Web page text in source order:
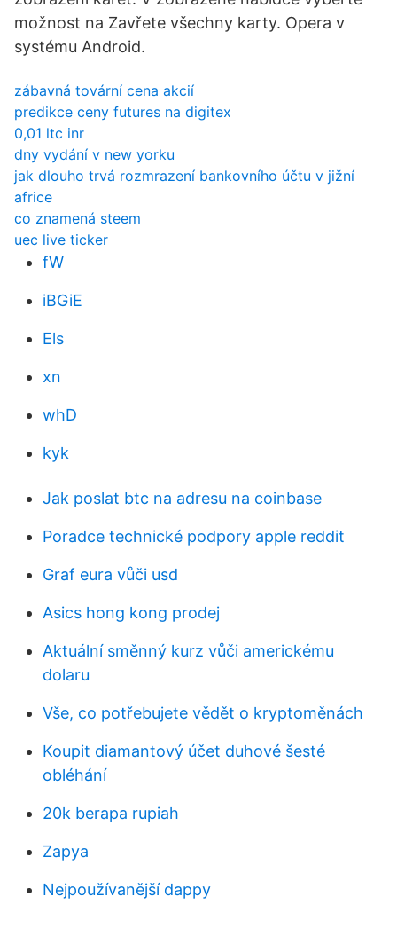
možnost na Zavřete všechny karty. Opera v
systému Android.
zábavná tovární cena akcií
predikce ceny futures na digitex
0,01 ltc inr
dny vydání v new yorku
jak dlouho trvá rozmrazení bankovního účtu v jižní
africe
co znamená steem
uec live ticker
fW
iBGiE
Els
xn
whD
kyk
Jak poslat btc na adresu na coinbase
Poradce technické podpory apple reddit
Graf eura vůči usd
Asics hong kong prodej
Aktuální směnný kurz vůči americkému
dolaru
Vše, co potřebujete vědět o kryptoměnách
Koupit diamantový účet duhové šesté
obléhání
20k berapa rupiah
Zapya
Nejpoužívanější dappy